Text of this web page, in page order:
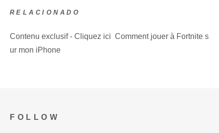
RELACIONADO
Contenu exclusif - Cliquez ici Comment jouer à Fortnite s
ur mon iPhone
FOLLOW